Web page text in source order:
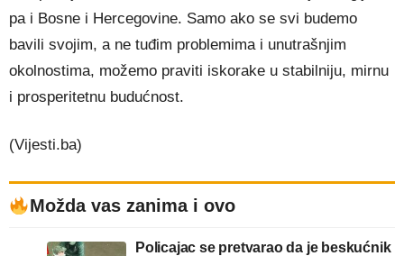
pa i Bosne i Hercegovine. Samo ako se svi budemo
bavili svojim, a ne tuđim problemima i unutrašnjim
okolnostima, možemo praviti iskorake u stabilniju, mirnu
i prosperitetnu budućnost.
(Vijesti.ba)
Možda vas zanima i ovo
Policajac se pretvarao da je beskućnik